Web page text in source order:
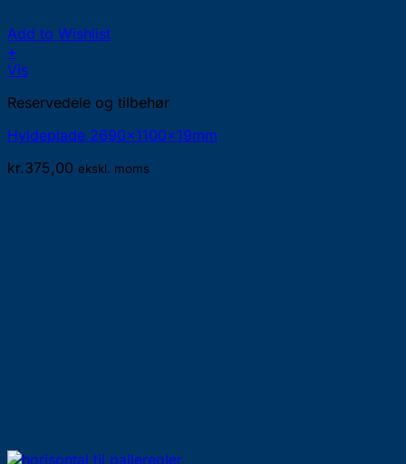
Add to Wishlist
+
Vis
Reservedele og tilbehør
Hyldeplade 2690x1100x19mm
kr.375,00 ekskl. moms